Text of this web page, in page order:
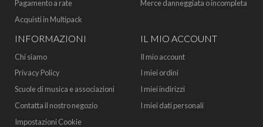
Pagamento a rate
Acquisti in Multipack
Merce danneggiata o incompleta
INFORMAZIONI
Chi siamo
Privacy Policy
Scuole di musica e associazioni
Contatta il nostro negozio
Impostazioni Cookie
IL MIO ACCOUNT
Il mio account
I miei ordini
I miei indirizzi
I miei dati personali